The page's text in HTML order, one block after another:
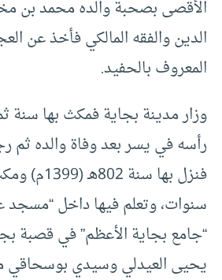
الأقصى بصحبة والده محمد بن
الدين والفقه المالكي فأخذ عن
المعروف بالحفيد.
وزار مدينة بجاية فمكث بها سنة
رأسه في يسر بعد وفاة والده ثم
فنزل بها
سنوات، وتعلم فيها داخل “مسجد
“جامع بجاية الأعظم” في قصبة
يحيى العيدلي وسيدي بوسحاقي